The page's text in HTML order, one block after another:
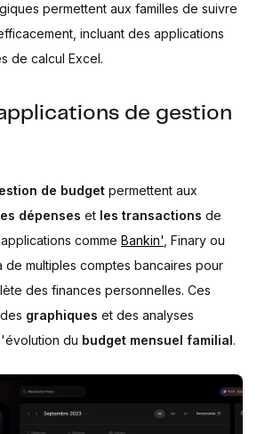
permettent aux familles de suivre
incluant des applications
de calcul Excel.
de gestion
de budget permettent aux
dépenses et les transactions de
comme Bankin' , Finary ou
de multiples comptes bancaires pour
des finances personnelles. Ces
graphiques et des analyses
du budget mensuel familial.